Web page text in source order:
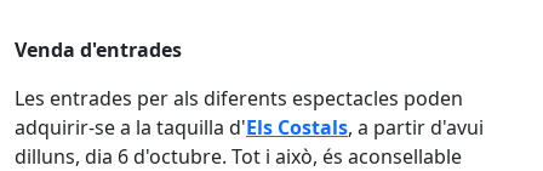
Venda d'entrades
Les entrades per als diferents espectacles poden
adquirir-se a la taquilla d'Els Costals, a partir d'avui
dilluns, dia 6 d'octubre. Tot i això, és aconsellable